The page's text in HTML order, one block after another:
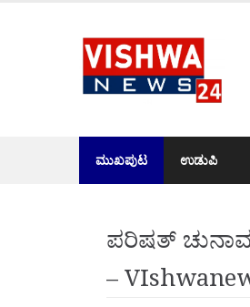
ಮುಖಪುಟ ಉಡುಪಿ
ಪರಿಷತ್
–